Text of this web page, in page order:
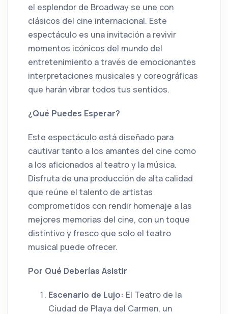
el esplendor de Broadway se une con
clásicos del cine internacional. Este
espectáculo es una invitación a revivir
momentos icónicos del mundo del
entretenimiento a través de emocionantes
interpretaciones musicales y coreográficas
que harán vibrar todos tus sentidos.
¿Qué Puedes Esperar?
Este espectáculo está diseñado para
cautivar tanto a los amantes del cine como
a los aficionados al teatro y la música.
Disfruta de una producción de alta calidad
que reúne el talento de artistas
comprometidos con rendir homenaje a las
mejores memorias del cine, con un toque
distintivo y fresco que solo el teatro
musical puede ofrecer.
Por Qué Deberías Asistir
Escenario de Lujo: El Teatro de la
Ciudad de Playa del Carmen, un